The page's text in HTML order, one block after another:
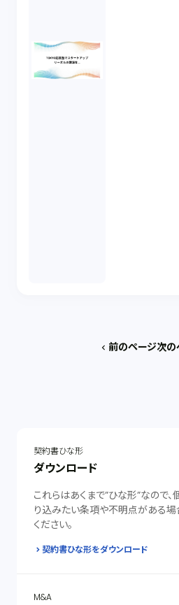
chevron_left 前のページ次の
契約書ひな形
ダウンロード
これらはあくまで”ひな形”なので、
り込みたい条項や不明点がある場
ください。
契約書ひな形をダウンロード
M&A